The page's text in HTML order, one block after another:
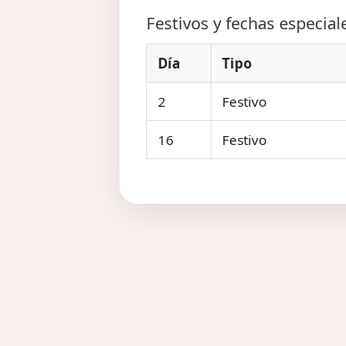
Festivos y fechas
Día Tipo
2 Festivo
16 Festivo